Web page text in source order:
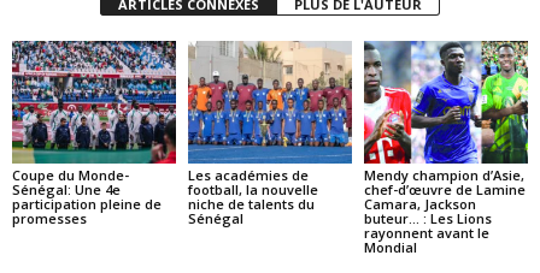
ARTICLES CONNEXES PLUS DE L'AUTEUR
Coupe du Monde-
Sénégal: Une 4e
participation pleine de
promesses
Les académies de
football, la nouvelle
niche de talents du
Sénégal
Mendy champion d’Asie,
chef-d’œuvre de Lamine
Camara, Jackson
buteur… : Les Lions
rayonnent avant le
Mondial